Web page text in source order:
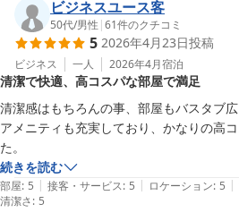
をいただき、スタッフ一同大変嬉しく思
朝食は地元の食材も取り入れながら、
ニューをご用意しております。また、
地を活かし、観光やビジネスのお客様に
ります。
同心よりお待ちしております。
相鉄グランドフレッサ熊本
ビジネスユース客
50代/男性 |61件のクチコミ
5 2026年4月23日投稿
ビジネス 一人 2026年4月宿泊
清潔で快適、高コスパな部屋で満足
清潔感はもちろんの事、部屋もバスタブ
アメニティも充実しており、かなりの高
た。
続きを読む
部屋: 5 | 接客・サービス: 5 | ロケーション: 5 |
清潔さ: 5